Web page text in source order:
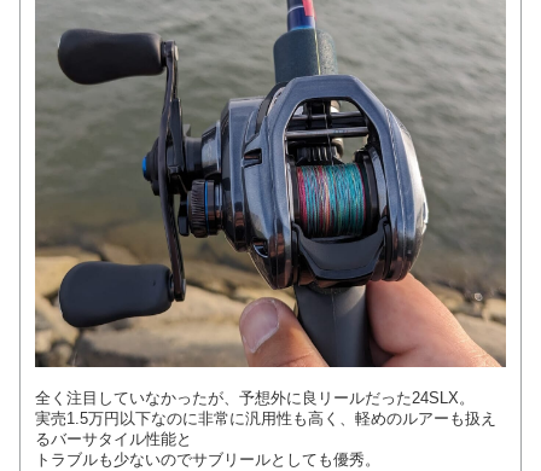
全く注目していなかったが、予想外に良リールだった24SLX。
実売1.5万円以下なのに非常に汎用性も高く、軽めのルアーも扱え
るバーサタイル性能と
トラブルも少ないのでサブリールとしても優秀。